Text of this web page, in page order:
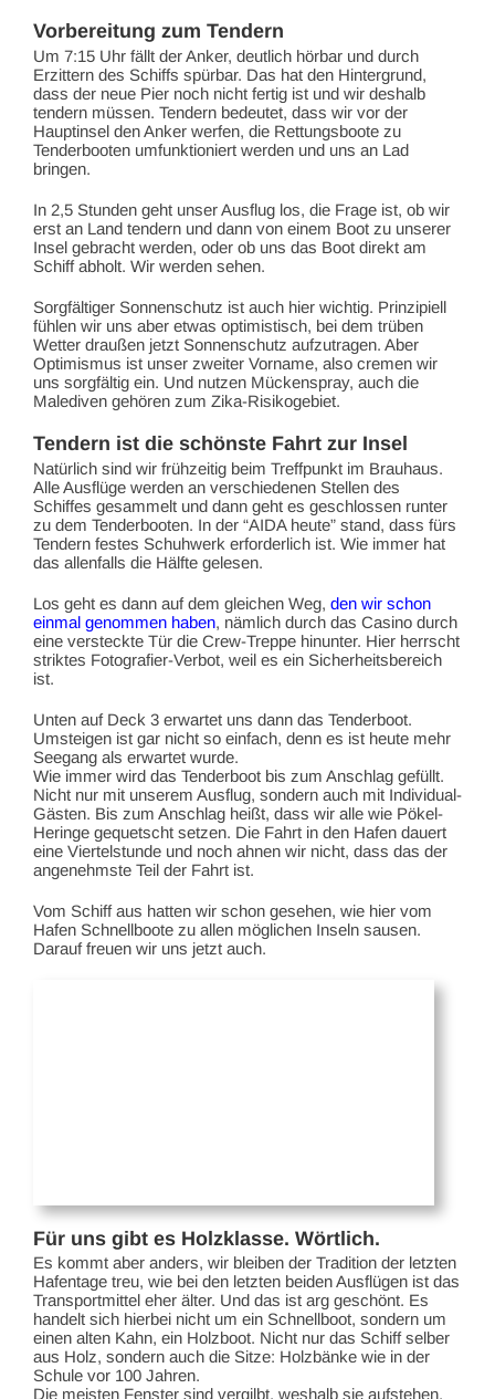
Vorbereitung zum Tendern
Um 7:15 Uhr fällt der Anker, deutlich hörbar und durch
Erzittern des Schiffs spürbar. Das hat den Hintergrund,
dass der neue Pier noch nicht fertig ist und wir deshalb
tendern müssen. Tendern bedeutet, dass wir vor der
Hauptinsel den Anker werfen, die Rettungsboote zu
Tenderbooten umfunktioniert werden und uns an Lad
bringen.
In 2,5 Stunden geht unser Ausflug los, die Frage ist, ob wir
erst an Land tendern und dann von einem Boot zu unserer
Insel gebracht werden, oder ob uns das Boot direkt am
Schiff abholt. Wir werden sehen.
Sorgfältiger Sonnenschutz ist auch hier wichtig. Prinzipiell
fühlen wir uns aber etwas optimistisch, bei dem trüben
Wetter draußen jetzt Sonnenschutz aufzutragen. Aber
Optimismus ist unser zweiter Vorname, also cremen wir
uns sorgfältig ein. Und nutzen Mückenspray, auch die
Malediven gehören zum Zika-Risikogebiet.
Tendern ist die schönste Fahrt zur Insel
Natürlich sind wir frühzeitig beim Treffpunkt im Brauhaus.
Alle Ausflüge werden an verschiedenen Stellen des
Schiffes gesammelt und dann geht es geschlossen runter
zu dem Tenderbooten. In der “AIDA heute” stand, dass fürs
Tendern festes Schuhwerk erforderlich ist. Wie immer hat
das allenfalls die Hälfte gelesen.
Los geht es dann auf dem gleichen Weg, den wir schon
einmal genommen haben, nämlich durch das Casino durch
eine versteckte Tür die Crew-Treppe hinunter. Hier herrscht
striktes Fotografier-Verbot, weil es ein Sicherheitsbereich
ist.
Unten auf Deck 3 erwartet uns dann das Tenderboot.
Umsteigen ist gar nicht so einfach, denn es ist heute mehr
Seegang als erwartet wurde.
Wie immer wird das Tenderboot bis zum Anschlag gefüllt.
Nicht nur mit unserem Ausflug, sondern auch mit Individual-
Gästen. Bis zum Anschlag heißt, dass wir alle wie Pökel-
Heringe gequetscht setzen. Die Fahrt in den Hafen dauert
eine Viertelstunde und noch ahnen wir nicht, dass das der
angenehmste Teil der Fahrt ist.
Vom Schiff aus hatten wir schon gesehen, wie hier vom
Hafen Schnellboote zu allen möglichen Inseln sausen.
Darauf freuen wir uns jetzt auch.
Für uns gibt es Holzklasse. Wörtlich.
Es kommt aber anders, wir bleiben der Tradition der letzten
Hafentage treu, wie bei den letzten beiden Ausflügen ist das
Transportmittel eher älter. Und das ist arg geschönt. Es
handelt sich hierbei nicht um ein Schnellboot, sondern um
einen alten Kahn, ein Holzboot. Nicht nur das Schiff selber
aus Holz, sondern auch die Sitze: Holzbänke wie in der
Schule vor 100 Jahren.
Die meisten Fenster sind vergilbt, weshalb sie aufstehen,